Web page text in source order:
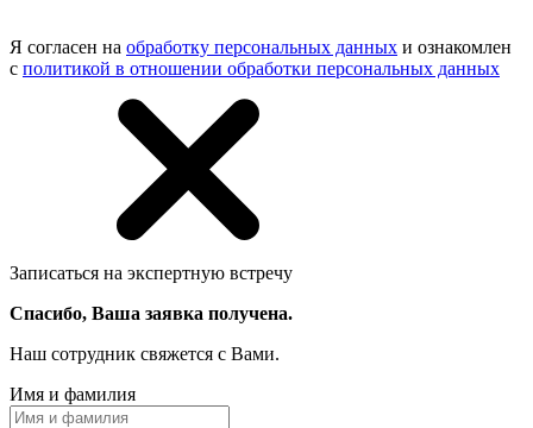
Я согласен на обработку персональных данных и ознакомлен
с политикой в отношении обработки персональных данных
Записаться на экспертную встречу
Спасибо, Ваша заявка получена.
Наш сотрудник свяжется с Вами.
Имя и фамилия